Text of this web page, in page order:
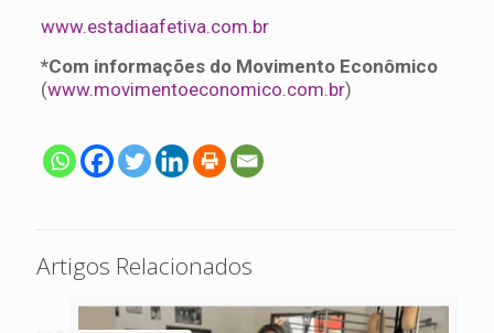
www.estadiaafetiva.com.br
*Com informações do Movimento Econômico
(www.movimentoeconomico.com.br)
Artigos Relacionados